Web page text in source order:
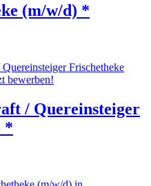
(m/w/d) *
/ Quereinsteiger
*